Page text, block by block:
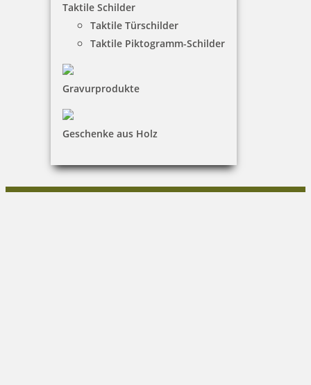
Taktile Schilder
Taktile Türschilder
Taktile Piktogramm-Schilder
Gravurprodukte
Geschenke aus Holz
Mein Konto
KONTAKT
Schaffarzyk GmbH
Heike Schaffarzyk
038293/16567